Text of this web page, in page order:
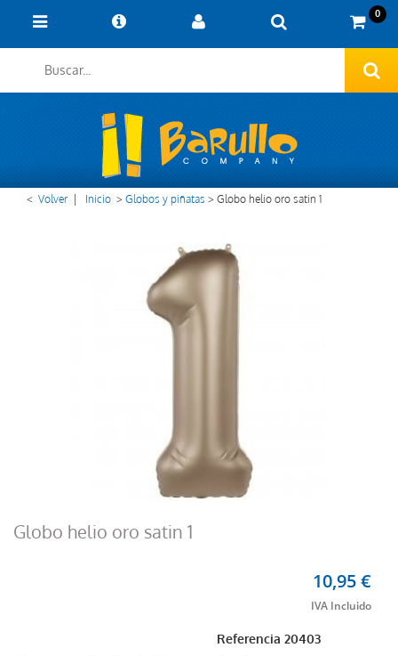
0
< Volver Inicio >Globos y piñatas >Globo helio oro satin 1
Globo helio oro satin 1
Referencia20403
10,95 €